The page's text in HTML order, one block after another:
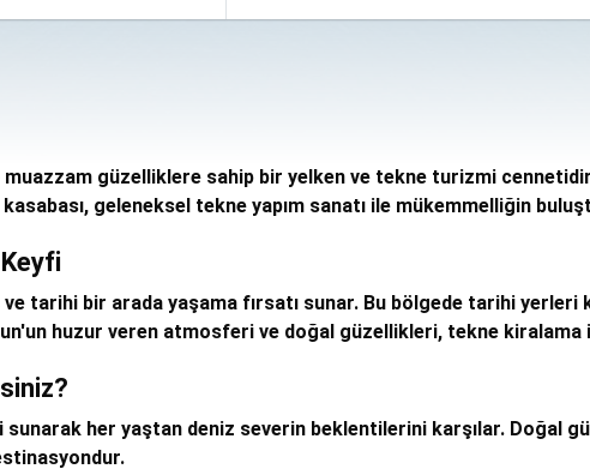
muazzam güzelliklere sahip bir yelken ve tekne turizmi
geleneksel tekne yapım sanatı ile mükemmelliğin
tarihi bir arada yaşama fırsatı sunar. Bu bölgede tarihi
huzur veren atmosferi ve doğal güzellikleri, tekne
sunarak her yaştan deniz severin beklentilerini karşılar. Doğal